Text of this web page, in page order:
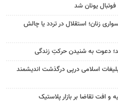
یونان شد
زنان؛ استقلال در تردد یا چالش
دعوت به شنیدن حرکتِ زندگی
اسلامی درپی درگذشت اندیشمند
و افت تقاضا بر بازار پلاستیک